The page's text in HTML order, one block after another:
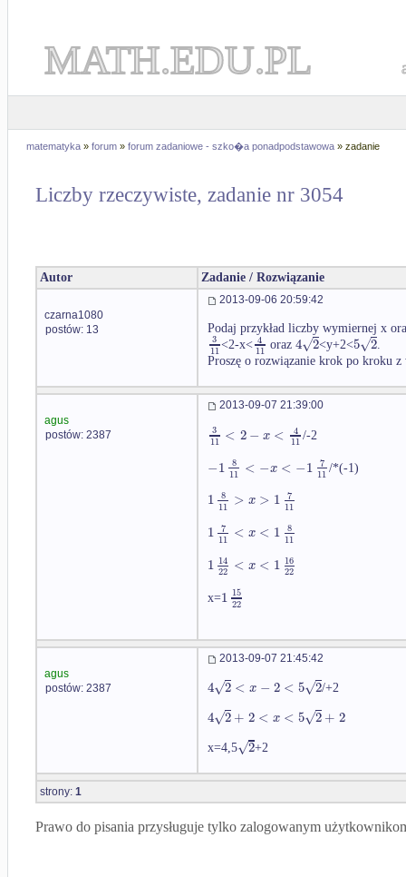
MATH.EDU.PL
matematyka » forum » forum zadaniowe - szko�a ponadpodstawowa » zadanie
Liczby rzeczywiste, zadanie nr 3054
Autor Zadanie / Rozwiązanie
czarna1080
postów: 13
2013-09-06 20:59:42
Podaj przykład liczby wymiernej x
3
11<2-x< 4
11 oraz 4 2
√ <y+2<5 2
√
Proszę o rozwiązanie krok po kroku z
agus
postów: 2387
2013-09-07 21:39:00
3
11 < 2− x < 4
11 /-2
−1 8
11 < −x < −1 7
11 /*(-1)
1 8
11 > x > 1 7
11
1 7
11 < x < 1 8
11
1 14
22 < x < 1 16
22
x=1 15
22
agus
postów: 2387
2013-09-07 21:45:42
4 2
√ < x − 2 < 5 2
√ /+2
4 2
√ + 2 < x < 5 2
√ + 2
x=4,5 2
√ +2
strony: 1
Prawo do pisania przysługuje tylko zalogowanym